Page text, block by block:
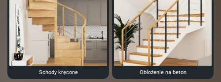
Schody kręcone Obłożenie na beton